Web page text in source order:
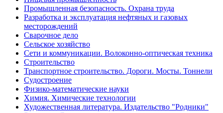
Промышленная безопасность. Охрана труда
Разработка и эксплуатация нефтяных и газовых
месторождений
Сварочное дело
Сельское хозяйство
Сети и коммуникации. Волоконно-оптическая техника
Строительство
Транспортное строительство. Дороги. Мосты. Тоннели
Судостроение
Физико-математические науки
Химия. Химические технологии
Художественная литература. Издательство "Родники"